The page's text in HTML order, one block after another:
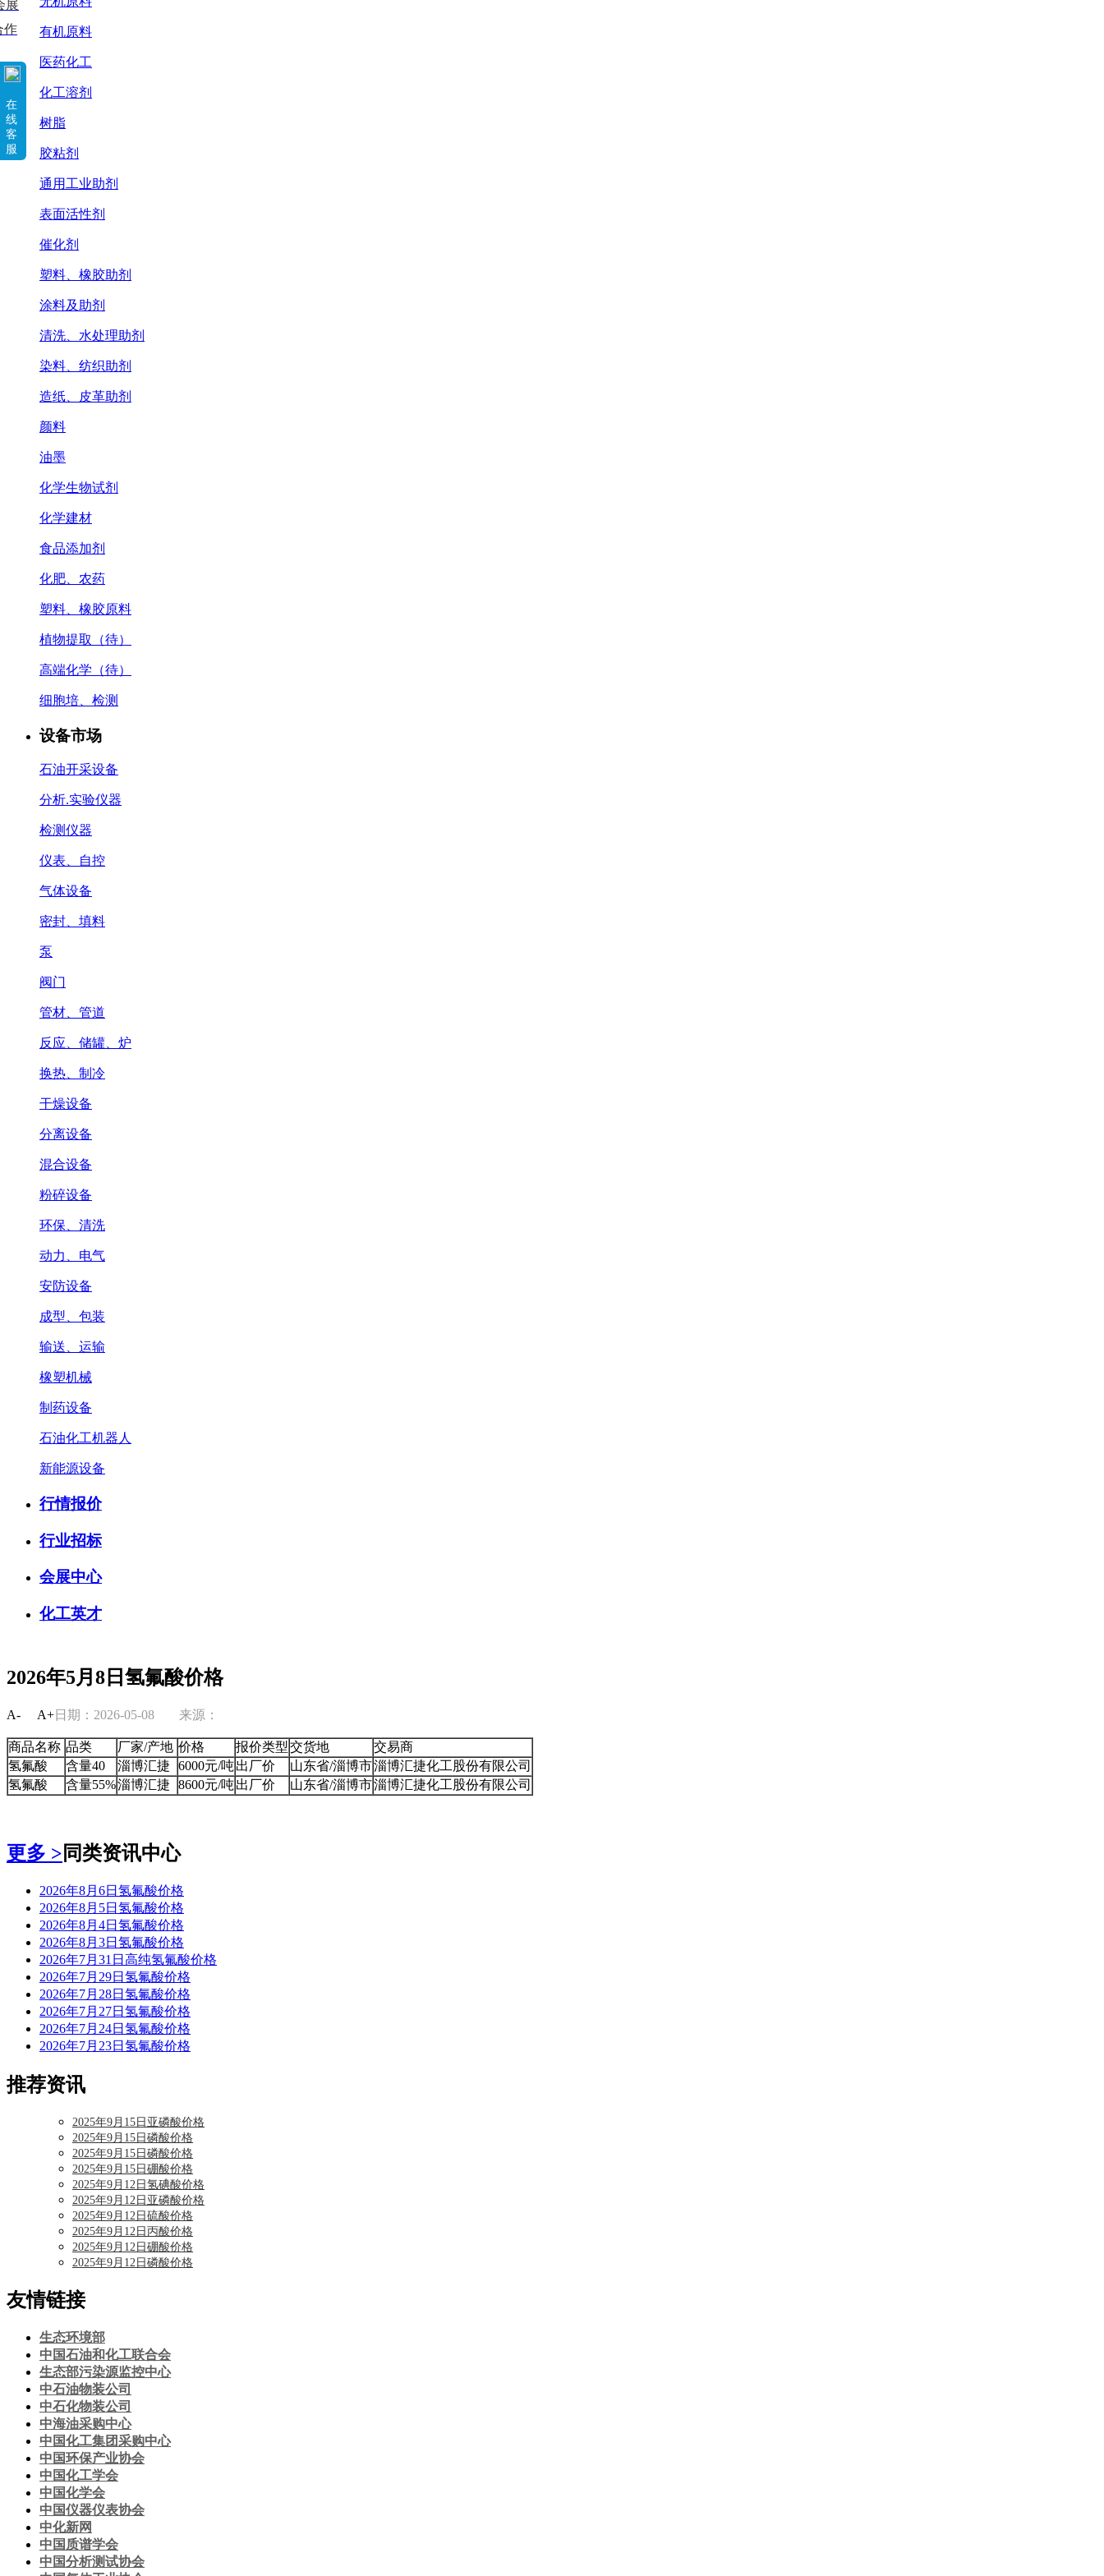
有机原料
医药化工
化工溶剂
树脂
胶粘剂
通用工业助剂
表面活性剂
催化剂
塑料、橡胶助剂
涂料及助剂
清洗、水处理助剂
染料、纺织助剂
造纸、皮革助剂
颜料
油墨
化学生物试剂
化学建材
食品添加剂
化肥、农药
塑料、橡胶原料
植物提取（待）
高端化学（待）
细胞培、检测
设备市场
石油开采设备
分析.实验仪器
检测仪器
仪表、自控
气体设备
密封、填料
泵
阀门
管材、管道
反应、储罐、炉
换热、制冷
干燥设备
分离设备
混合设备
粉碎设备
环保、清洗
动力、电气
安防设备
成型、包装
输送、运输
橡塑机械
制药设备
石油化工机器人
新能源设备
行情报价
行业招标
会展中心
化工英才
展
作
在
线
客
服
2026年5月8日氢氟酸价格
A- A+日期：2026-05-08 来源：
商品名称 品类 厂家/产地 价格 报价类型交货地
交易商
氢氟酸
含量40 淄博汇捷 6000元/吨出厂价 山东省/淄博市淄博汇捷化工股份有限公司
氢氟酸
含量55%淄博汇捷 8600元/吨出厂价 山东省/淄博市淄博汇捷化工股份有限公司
更多 >同类资讯中心
2026年8月6日氢氟酸价格
2026年8月5日氢氟酸价格
2026年8月4日氢氟酸价格
2026年8月3日氢氟酸价格
2026年7月31日高纯氢氟酸价格
2026年7月29日氢氟酸价格
2026年7月28日氢氟酸价格
2026年7月27日氢氟酸价格
2026年7月24日氢氟酸价格
2026年7月23日氢氟酸价格
推荐资讯
2025年9月15日亚磷酸价格
2025年9月15日磷酸价格
2025年9月15日磷酸价格
2025年9月15日硼酸价格
2025年9月12日氢碘酸价格
2025年9月12日亚磷酸价格
2025年9月12日硫酸价格
2025年9月12日丙酸价格
2025年9月12日硼酸价格
2025年9月12日磷酸价格
友情链接
生态环境部
中国石油和化工联合会
生态部污染源监控中心
中石油物装公司
中石化物装公司
中海油采购中心
中国化工集团采购中心
中国环保产业协会
中国化工学会
中国化学会
中国仪器仪表协会
中化新网
中国质谱学会
中国分析测试协会